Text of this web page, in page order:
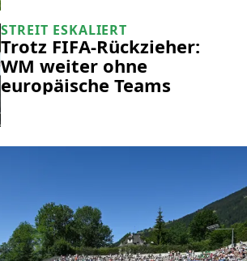
STREIT ESKALIERT
Trotz FIFA-Rückzieher:
WM weiter ohne
europäische Teams